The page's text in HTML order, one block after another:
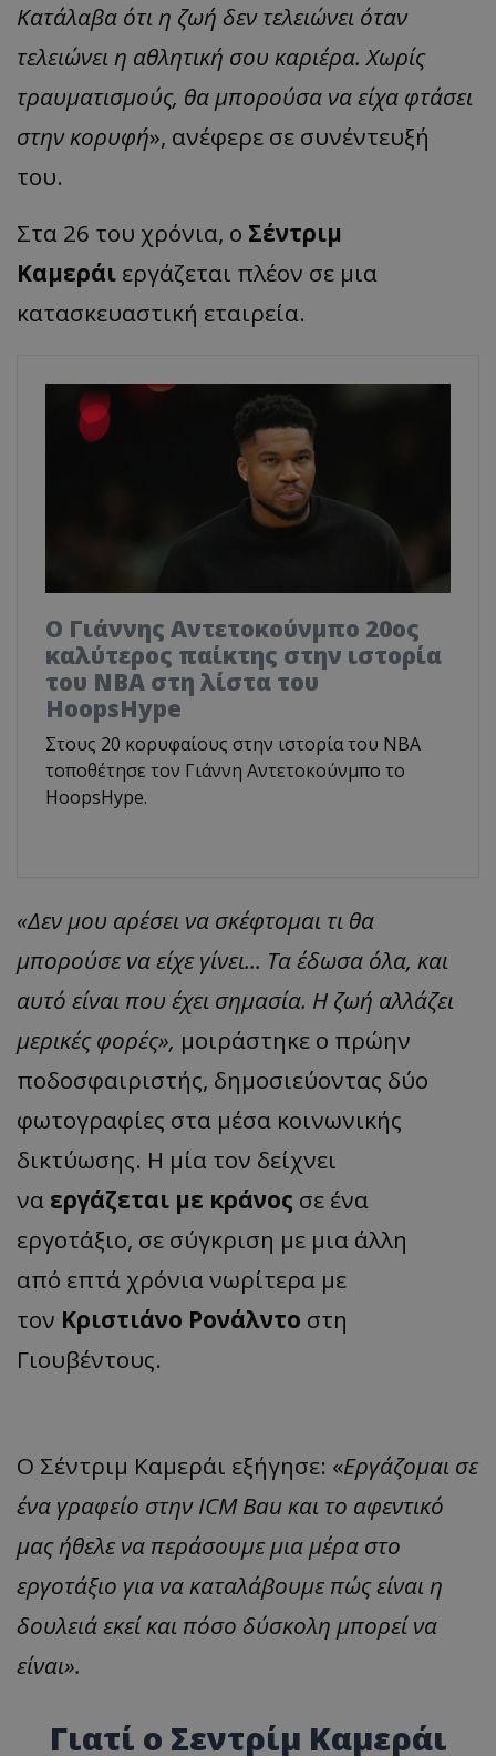
Κατάλαβα ότι η ζωή δεν τελειώνει όταν
τελειώνει η αθλητική σου καριέρα. Χωρίς
τραυματισμούς, θα μπορούσα να είχα φτάσει
στην κορυφή», ανέφερε σε συνέντευξή
του.
Στα 26 του χρόνια, ο Σέντριμ
Καμεράι εργάζεται πλέον σε μια
κατασκευαστική εταιρεία.
Ο Γιάννης Αντετοκούνμπο 20ος
καλύτερος παίκτης στην ιστορία
του NBA στη λίστα του
HoopsHype
Στους 20 κορυφαίους στην ιστορία του NBA
τοποθέτησε τον Γιάννη Αντετοκούνμπο το
HoopsHype.
«Δεν μου αρέσει να σκέφτομαι τι θα
μπορούσε να είχε γίνει... Τα έδωσα όλα, και
αυτό είναι που έχει σημασία. Η ζωή αλλάζει
μερικές φορές», μοιράστηκε ο πρώην
ποδοσφαιριστής, δημοσιεύοντας δύο
φωτογραφίες στα μέσα κοινωνικής
δικτύωσης. Η μία τον δείχνει
να εργάζεται με κράνος σε ένα
εργοτάξιο, σε σύγκριση με μια άλλη
από επτά χρόνια νωρίτερα με
τον Κριστιάνο Ρονάλντο στη
Γιουβέντους.
Ο Σέντριμ Καμεράι εξήγησε: «Εργάζομαι σε
ένα γραφείο στην ICM Bau και το αφεντικό
μας ήθελε να περάσουμε μια μέρα στο
εργοτάξιο για να καταλάβουμε πώς είναι η
δουλειά εκεί και πόσο δύσκολη μπορεί να
είναι».
Γιατί ο Σεντρίμ Καμεράι